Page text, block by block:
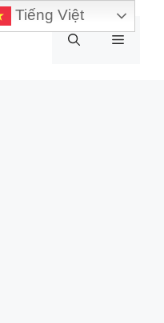
Menu
Tiếng Việt